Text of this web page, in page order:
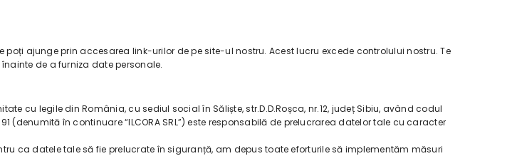
ajunge prin accesarea link-urilor de pe site-ul nostru. Acest lucru excede controlului nostru. Te
de a furniza date personale.
cu legile din România, cu sediul social în Săliște, str.D.D.Roșca, nr.12, județ Sibiu, având codul
(denumită în continuare “ILCORA SRL”) este responsabilă de prelucrarea datelor tale cu caracter
ca datele tale să fie prelucrate în siguranță, am depus toate eforturile să implementăm măsuri